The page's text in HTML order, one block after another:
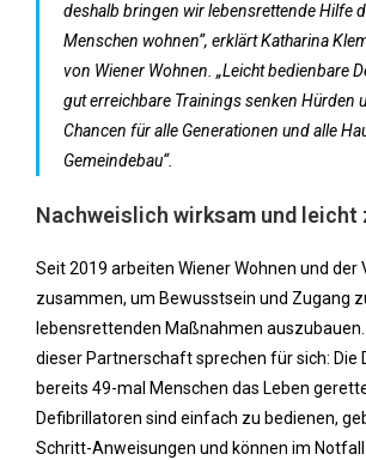
deshalb bringen wir lebensrettende Hilfe
Menschen wohnen“, erklärt Katharina
von Wiener Wohnen. „Leicht bedienbare
gut erreichbare Trainings senken Hürden
Chancen für alle Generationen und alle
Gemeindebau“.
Nachweislich wirksam und leicht
Seit 2019 arbeiten Wiener Wohnen und der
zusammen, um Bewusstsein und Zugang
lebensrettenden Maßnahmen
dieser Partnerschaft sprechen für sich: Die
bereits 49-mal Menschen das Leben
Defibrillatoren sind einfach zu bedienen,
Schritt-Anweisungen und können im